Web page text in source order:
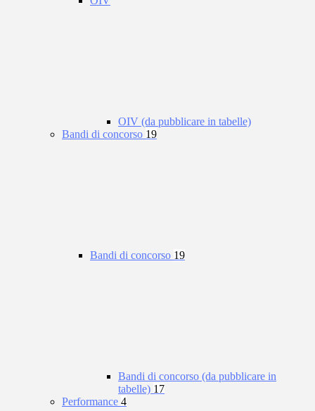
OIV (da pubblicare in tabelle)
Bandi di concorso 19
Bandi di concorso 19
Bandi di concorso (da pubblicare in
tabelle) 17
Performance 4